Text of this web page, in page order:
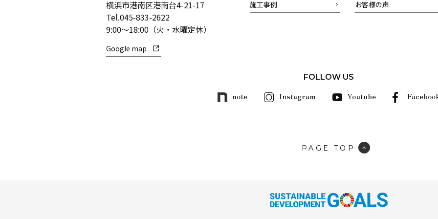
横浜市港南区港南台4-21-17
Tel.045-833-2622
9:00～18:00（火・水曜定休）
Google map
施工事例 お客様の声
FOLLOW US
note Instagram Youtube
PAGE TOP